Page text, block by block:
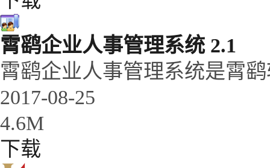
霄鹞企业人事管理系统 2.1
霄鹞企业人事管理系统是霄
2017-08-25
4.6M
下载